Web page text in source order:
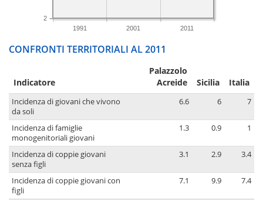
1991 2001 2011
2
CONFRONTI TERRITORIALI AL 2011
Indicatore
Palazzolo
Acreide
Sicilia Italia
Incidenza di giovani che vivono
da soli
6.6 6 7
Incidenza di famiglie
monogenitoriali giovani
1.3 0.9 1
Incidenza di coppie giovani
senza figli
3.1 2.9 3.4
Incidenza di coppie giovani con
figli
7.1 9.9 7.4